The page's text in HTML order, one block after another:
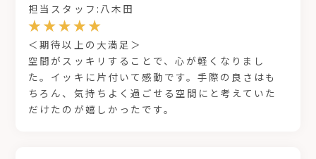
担当スタッフ:八木田
＜期待以上の大満足＞
空間がスッキリすることで、心が軽くなりまし
た。イッキに片付いて感動です。手際の良さはも
ちろん、気持ちよく過ごせる空間にと考えていた
だけたのが嬉しかったです。